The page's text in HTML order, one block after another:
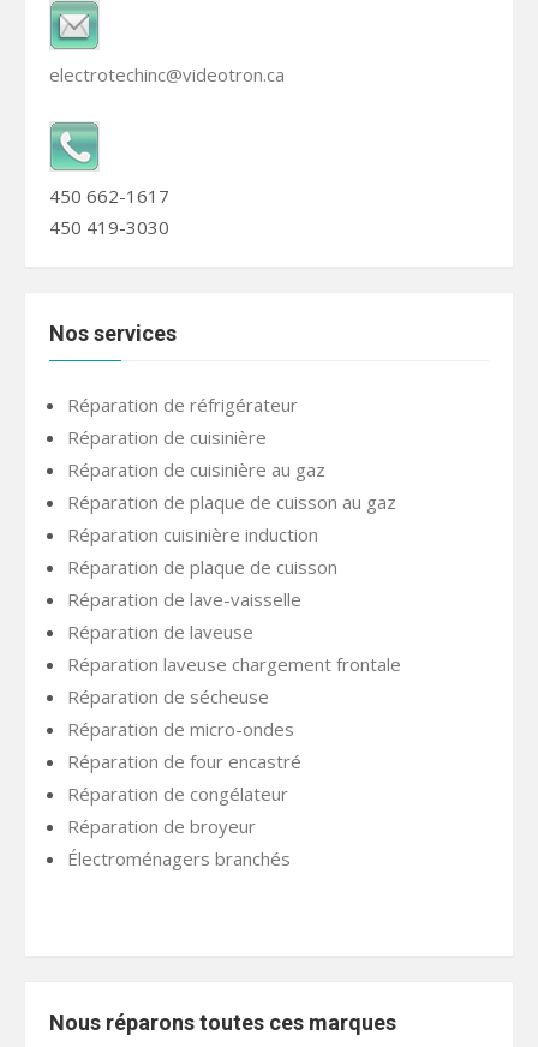
electrotechinc@videotron.ca
450 662-1617
450 419-3030
Nous réparons toutes ces marques
Nos services
Réparation de réfrigérateur
Réparation de cuisinière
Réparation de cuisinière au gaz
Réparation de plaque de cuisson au gaz
Réparation cuisinière induction
Réparation de plaque de cuisson
Réparation de lave-vaisselle
Réparation de laveuse
Réparation laveuse chargement frontale
Réparation de sécheuse
Réparation de micro-ondes
Réparation de four encastré
Réparation de congélateur
Réparation de broyeur
Électroménagers branchés